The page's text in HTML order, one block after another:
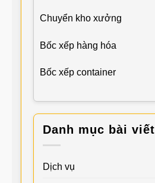
Chuyển kho xưởng
Bốc xếp hàng hóa
Bốc xếp container
Danh mục bài viết
Dịch vụ